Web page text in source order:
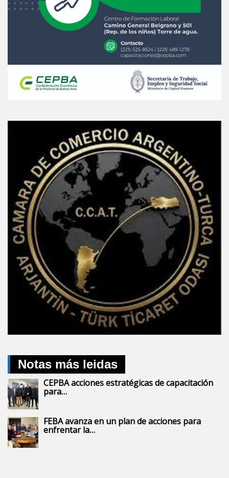
Notas más leidas
CEPBA acciones estratégicas de capacitación
para…
FEBA avanza en un plan de acciones para
enfrentar la…